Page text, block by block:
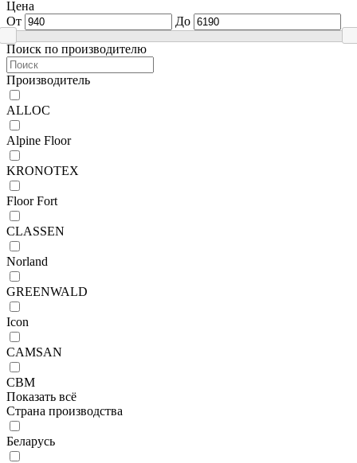
Цена
От
До
Поиск по производителю
Производитель
ALLOC
Alpine Floor
KRONOTEX
Floor Fort
CLASSEN
Norland
GREENWALD
Icon
CAMSAN
CBM
Показать всё
Страна производства
Беларусь